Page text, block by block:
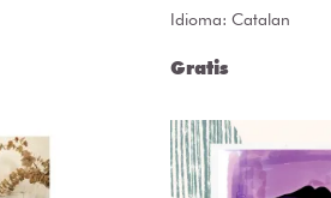
Idioma: Catalan
Gratis